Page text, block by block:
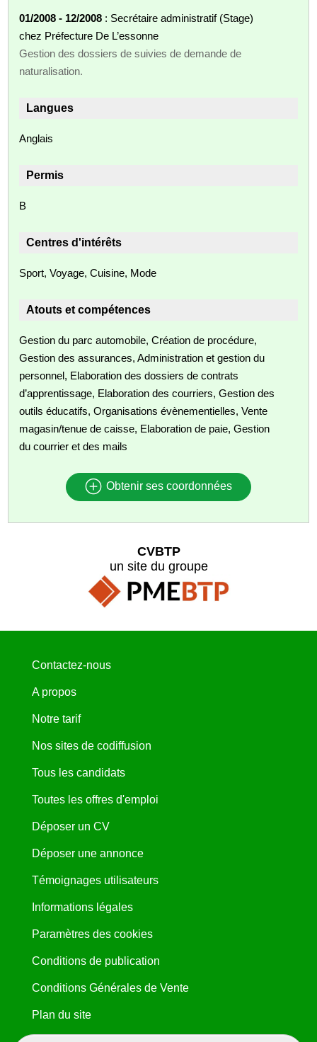
01/2008 - 12/2008 : Secrétaire administratif (Stage)
chez Préfecture De L’essonne
Gestion des dossiers de suivies de demande de
naturalisation.
Langues
Anglais
Permis
B
Centres d'intérêts
Sport, Voyage, Cuisine, Mode
Atouts et compétences
Gestion du parc automobile, Création de procédure,
Gestion des assurances, Administration et gestion du
personnel, Elaboration des dossiers de contrats
d’apprentissage, Elaboration des courriers, Gestion des
outils éducatifs, Organisations évènementielles, Vente
magasin/tenue de caisse, Elaboration de paie, Gestion
du courrier et des mails
Obtenir ses coordonnées
CVBTP
un site du groupe
Contactez-nous
A propos
Notre tarif
Nos sites de codiffusion
Tous les candidats
Toutes les offres d'emploi
Déposer un CV
Déposer une annonce
Témoignages utilisateurs
Informations légales
Paramètres des cookies
Conditions de publication
Conditions Générales de Vente
Plan du site